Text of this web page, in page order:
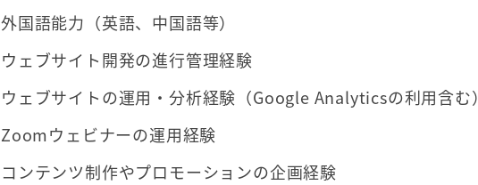
外国語能力（英語、中国語等）
ウェブサイト開発の進行管理経験
ウェブサイトの運用・分析経験（Google Analyticsの利用含む）
Zoomウェビナーの運用経験
コンテンツ制作やプロモーションの企画経験